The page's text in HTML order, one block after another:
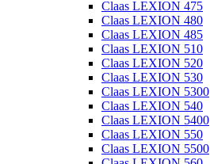
Claas LEXION 475
Claas LEXION 480
Claas LEXION 485
Claas LEXION 510
Claas LEXION 520
Claas LEXION 530
Claas LEXION 5300
Claas LEXION 540
Claas LEXION 5400
Claas LEXION 550
Claas LEXION 5500